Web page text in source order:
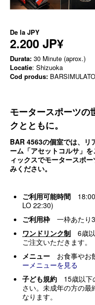
De la JPY
2.200 JP¥
Durata: 30 Minute (aprox.)
Locatie: Shizuoka
Cod produs:
モータースポーツの
クとともに。
BAR 4563の個室では、リ
ーム「アセットコルサ」
ィックスでモータースポ
みください。
ご利用可能時間
LO 22:30)
ご利用枠 一枠あたり
ワンドリンク制 6歳
ご注文いただきます。
メニュー お食事やお
ーメニューを見る
子ども規約 15歳以下
さい。未成年の方の最
なります。